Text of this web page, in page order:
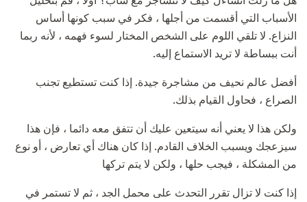
الأسباب التي أقسمت من أجلها ، فكر في سبب كونها أساس
النزاع. لا تلقي اللوم على الشخص المختار لسوء فهمه ، لأنه ربما
أنت ببساطة لا تريد الاستماع إليه.
أفضل عالم نحيف من مشاجرة جيدة. إذا كنت تستطيع تجنب
الصراع ، فحاول القيام بذلك.
ولكن هذا لا يعني أنه سيتعين عليك أن تتفق معه دائما ، فإن هذا
سيزعجك ويسبب الخلاف القادم. إذا كان هناك أي تعارض ، أو نوع
من المشكلة ، فيجب حلها ، ولكن لا يتم تركها
إذا كنت لا تزال تقرر التحدث على محمل الجد ، ثم لا تستمر في